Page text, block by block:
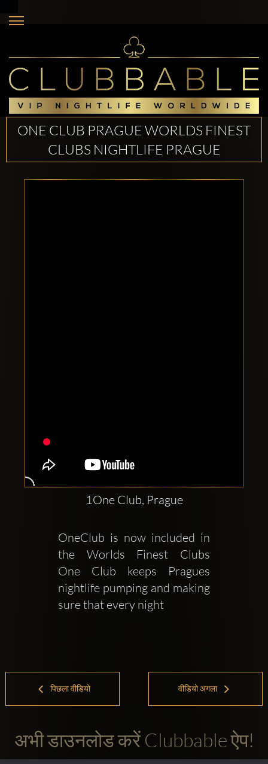
ONE CLUB PRAGUE WORLDS FINEST
CLUBS NIGHTLIFE PRAGUE
1One Club, Prague
OneClub is now included in
the Worlds Finest Clubs
One Club keeps Pragues
nightlife pumping and making
sure that every night
पिछला वीडियो वीडियो अगला
अभी डाउनलोड करें Clubbable ऐप!